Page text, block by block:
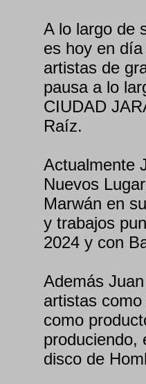
A lo largo de
es hoy en
artistas de
pausa a lo
CIUDAD
Raíz.
Actualmente
Nuevos
Marwán en
y trabajos
2024 y con
Además
artistas
como
produciendo,
disco de